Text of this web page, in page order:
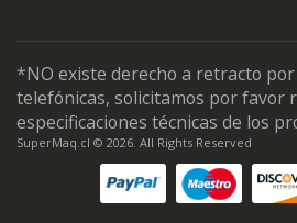
*NO existe derecho a retracto
telefónicas, solicitamos por favor
especificaciones técnicas de los
SuperMaq.cl © 2026. All Rights Reserved